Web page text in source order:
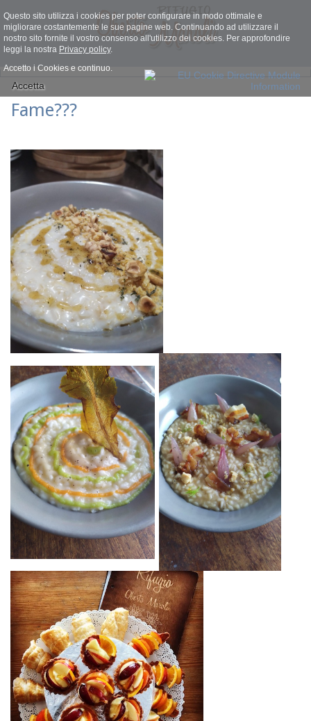
Fame???
Questo sito utilizza i cookies per poter configurare in modo ottimale e
migliorare costantemente le sue pagine web. Continuando ad utilizzare il
nostro sito fornite il vostro consenso all'utilizzo dei cookies. Per approfondire
leggi la nostra Privacy policy.
Accetto i Cookies e continuo.
Accetta